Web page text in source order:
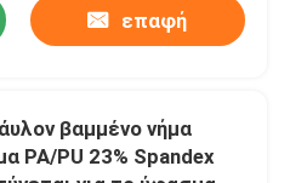
επαφή
βαμμένο νήμα
PA/PU 23% Spandex